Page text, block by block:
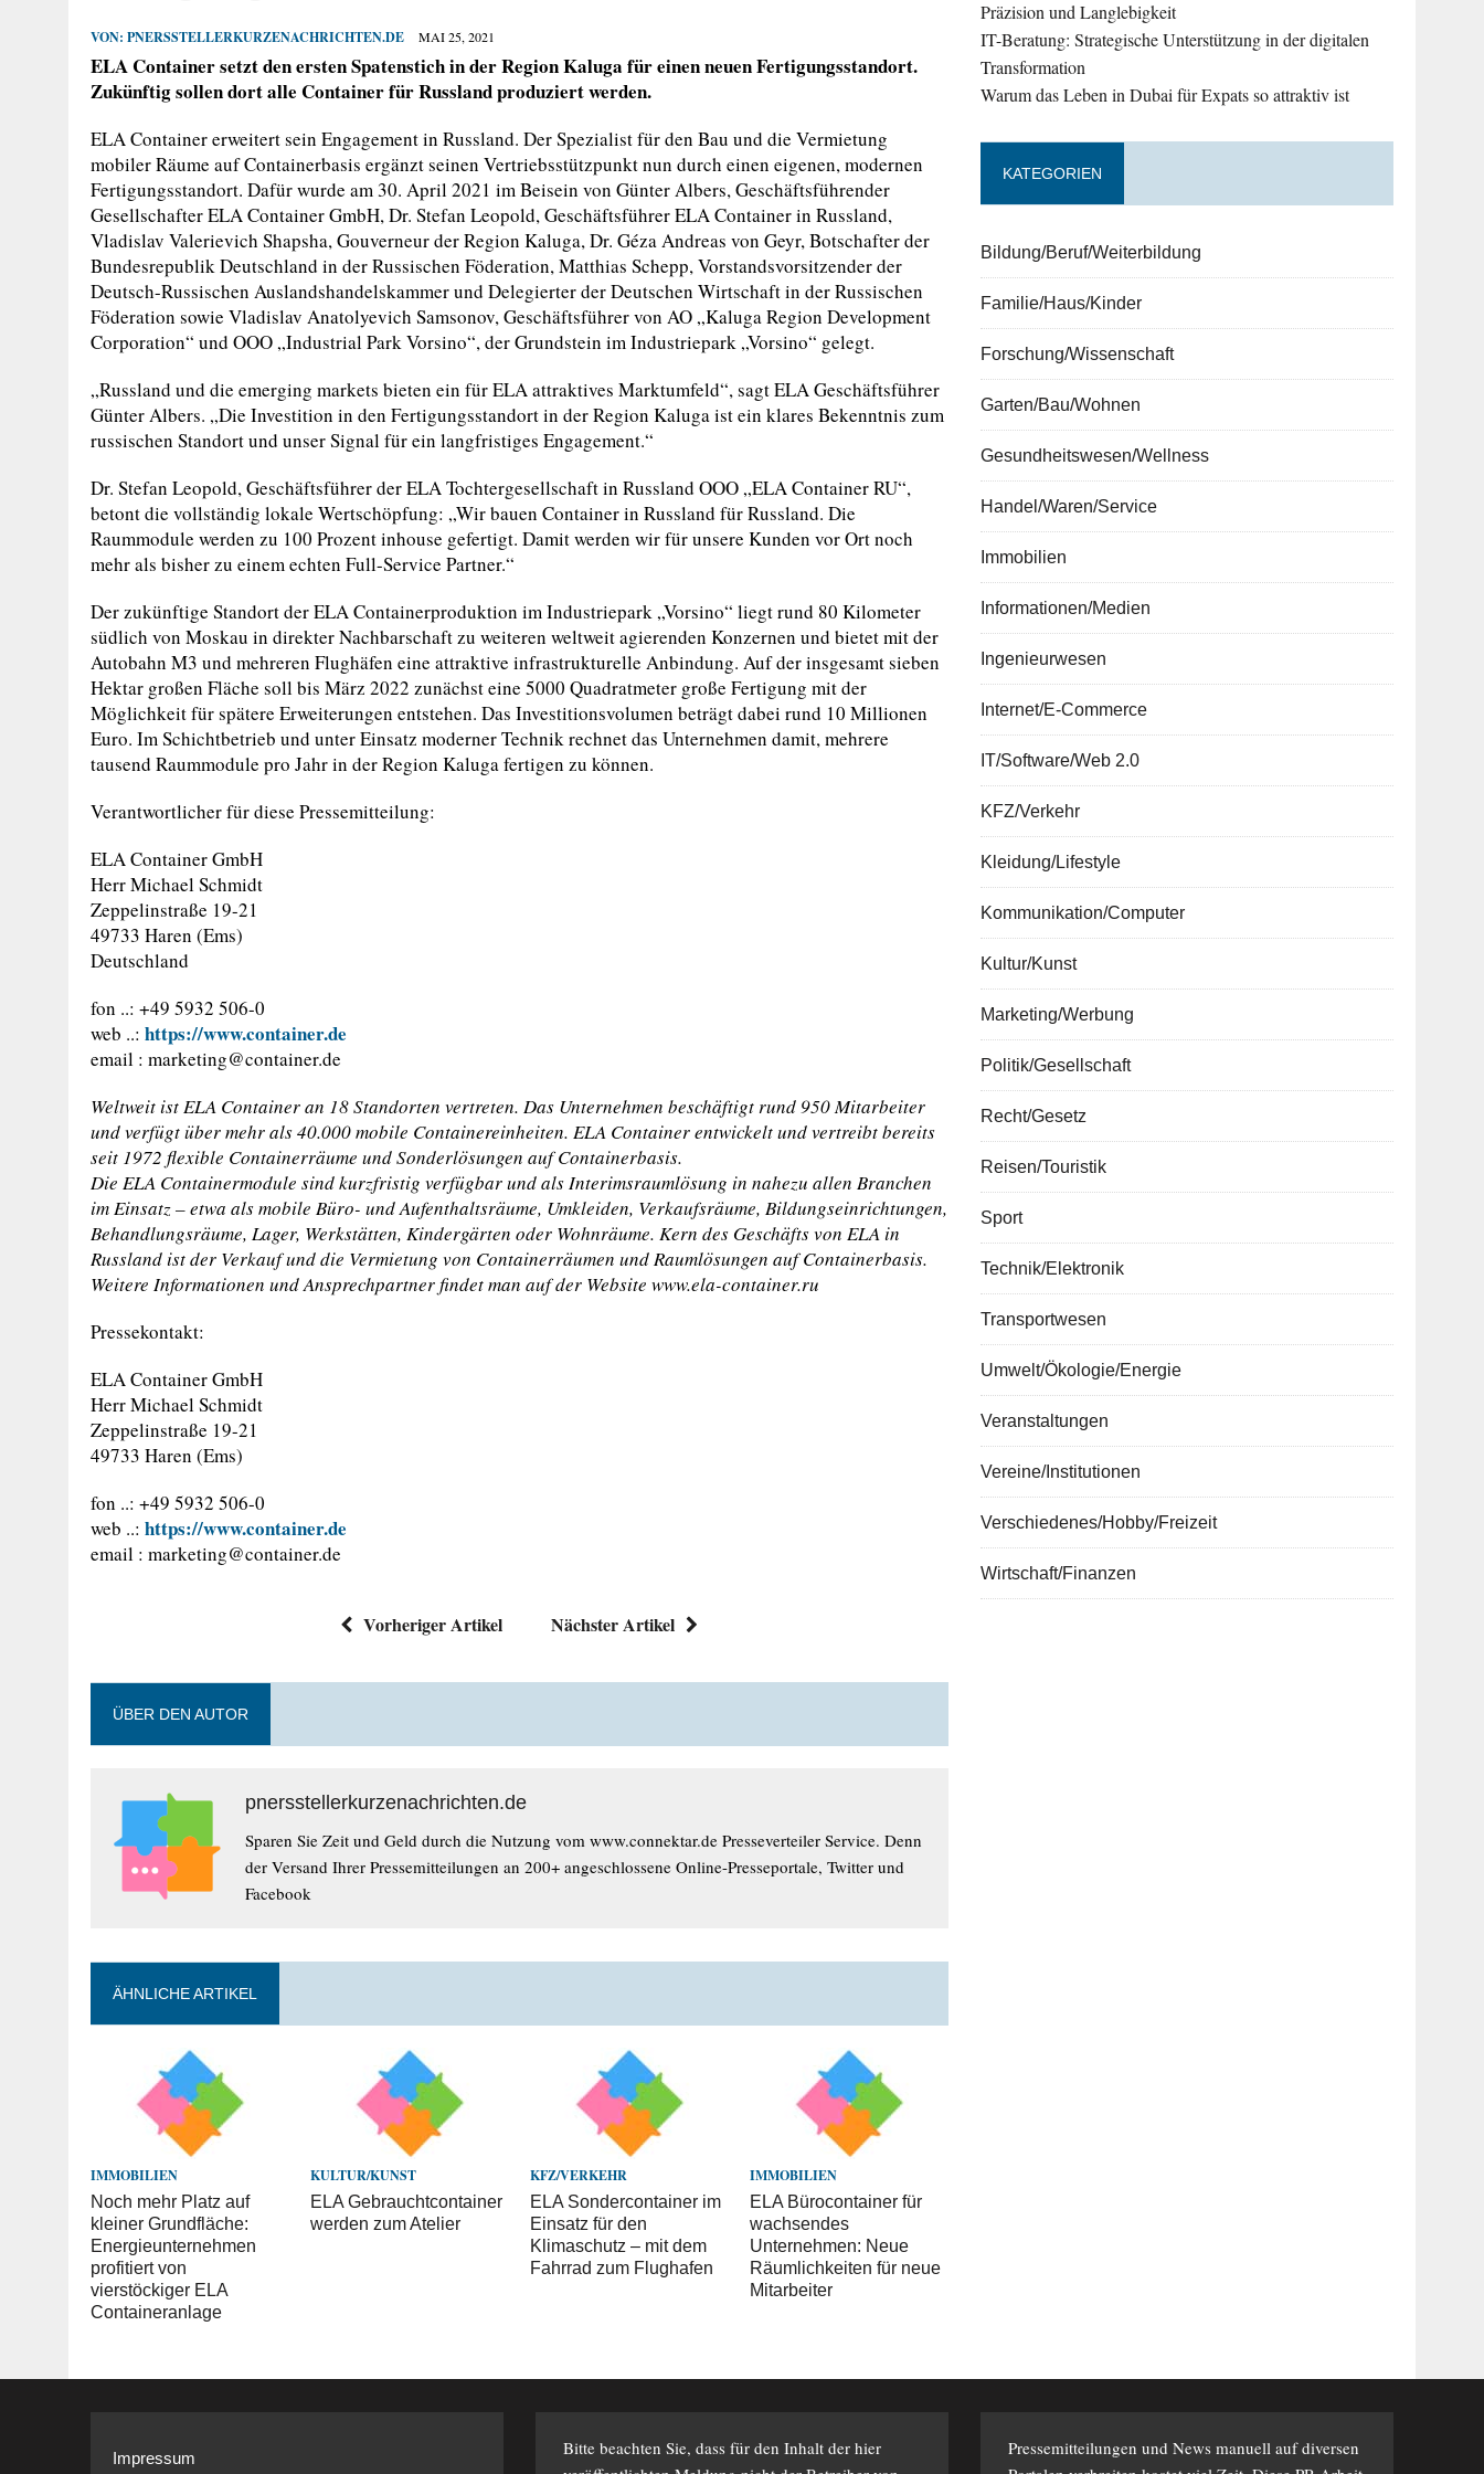
VON: PNERSSTELLERKURZENACHRICHTEN.DE MAI 25, 2021
ELA Container setzt den ersten Spatenstich in der Region Kaluga für einen neuen Fertigungsstandort.
Zukünftig sollen dort alle Container für Russland produziert werden.
ELA Container erweitert sein Engagement in Russland. Der Spezialist für den Bau und die Vermietung
mobiler Räume auf Containerbasis ergänzt seinen Vertriebsstützpunkt nun durch einen eigenen, modernen
Fertigungsstandort. Dafür wurde am 30. April 2021 im Beisein von Günter Albers, Geschäftsführender
Gesellschafter ELA Container GmbH, Dr. Stefan Leopold, Geschäftsführer ELA Container in Russland,
Vladislav Valerievich Shapsha, Gouverneur der Region Kaluga, Dr. Géza Andreas von Geyr, Botschafter der
Bundesrepublik Deutschland in der Russischen Föderation, Matthias Schepp, Vorstandsvorsitzender der
Deutsch-Russischen Auslandshandelskammer und Delegierter der Deutschen Wirtschaft in der Russischen
Föderation sowie Vladislav Anatolyevich Samsonov, Geschäftsführer von AO „Kaluga Region Development
Corporation“ und OOO „Industrial Park Vorsino“, der Grundstein im Industriepark „Vorsino“ gelegt.
„Russland und die emerging markets bieten ein für ELA attraktives Marktumfeld“, sagt ELA Geschäftsführer
Günter Albers. „Die Investition in den Fertigungsstandort in der Region Kaluga ist ein klares Bekenntnis zum
russischen Standort und unser Signal für ein langfristiges Engagement.“
Dr. Stefan Leopold, Geschäftsführer der ELA Tochtergesellschaft in Russland OOO „ELA Container RU“,
betont die vollständig lokale Wertschöpfung: „Wir bauen Container in Russland für Russland. Die
Raummodule werden zu 100 Prozent inhouse gefertigt. Damit werden wir für unsere Kunden vor Ort noch
mehr als bisher zu einem echten Full-Service Partner.“
Der zukünftige Standort der ELA Containerproduktion im Industriepark „Vorsino“ liegt rund 80 Kilometer
südlich von Moskau in direkter Nachbarschaft zu weiteren weltweit agierenden Konzernen und bietet mit der
Autobahn M3 und mehreren Flughäfen eine attraktive infrastrukturelle Anbindung. Auf der insgesamt sieben
Hektar großen Fläche soll bis März 2022 zunächst eine 5000 Quadratmeter große Fertigung mit der
Möglichkeit für spätere Erweiterungen entstehen. Das Investitionsvolumen beträgt dabei rund 10 Millionen
Euro. Im Schichtbetrieb und unter Einsatz moderner Technik rechnet das Unternehmen damit, mehrere
tausend Raummodule pro Jahr in der Region Kaluga fertigen zu können.
Verantwortlicher für diese Pressemitteilung:
ELA Container GmbH
Herr Michael Schmidt
Zeppelinstraße 19-21
49733 Haren (Ems)
Deutschland
fon ..: +49 5932 506-0
web ..: https://www.container.de
email : marketing@container.de
Weltweit ist ELA Container an 18 Standorten vertreten. Das Unternehmen beschäftigt rund 950 Mitarbeiter
und verfügt über mehr als 40.000 mobile Containereinheiten. ELA Container entwickelt und vertreibt bereits
seit 1972 flexible Containerräume und Sonderlösungen auf Containerbasis.
Die ELA Containermodule sind kurzfristig verfügbar und als Interimsraumlösung in nahezu allen Branchen
im Einsatz – etwa als mobile Büro- und Aufenthaltsräume, Umkleiden, Verkaufsräume, Bildungseinrichtungen,
Behandlungsräume, Lager, Werkstätten, Kindergärten oder Wohnräume. Kern des Geschäfts von ELA in
Russland ist der Verkauf und die Vermietung von Containerräumen und Raumlösungen auf Containerbasis.
Weitere Informationen und Ansprechpartner findet man auf der Website www.ela-container.ru
Pressekontakt:
ELA Container GmbH
Herr Michael Schmidt
Zeppelinstraße 19-21
49733 Haren (Ems)
fon ..: +49 5932 506-0
web ..: https://www.container.de
email : marketing@container.de
Vorheriger Artikel Nächster Artikel
ÜBER DEN AUTOR
pnersstellerkurzenachrichten.de
Sparen Sie Zeit und Geld durch die Nutzung vom www.connektar.de Presseverteiler Service. Denn
der Versand Ihrer Pressemitteilungen an 200+ angeschlossene Online-Presseportale, Twitter und
Facebook
ÄHNLICHE ARTIKEL
IMMOBILIEN
Noch mehr Platz auf
kleiner Grundfläche:
Energieunternehmen
profitiert von
vierstöckiger ELA
Containeranlage
KULTUR/KUNST
ELA Gebrauchtcontainer
werden zum Atelier
KFZ/VERKEHR
ELA Sondercontainer im
Einsatz für den
Klimaschutz – mit dem
Fahrrad zum Flughafen
IMMOBILIEN
ELA Bürocontainer für
wachsendes
Unternehmen: Neue
Räumlichkeiten für neue
Mitarbeiter
Präzision und Langlebigkeit
IT-Beratung: Strategische Unterstützung in der digitalen
Transformation
Warum das Leben in Dubai für Expats so attraktiv ist
KATEGORIEN
Bildung/Beruf/Weiterbildung
Familie/Haus/Kinder
Forschung/Wissenschaft
Garten/Bau/Wohnen
Gesundheitswesen/Wellness
Handel/Waren/Service
Immobilien
Informationen/Medien
Ingenieurwesen
Internet/E-Commerce
IT/Software/Web 2.0
KFZ/Verkehr
Kleidung/Lifestyle
Kommunikation/Computer
Kultur/Kunst
Marketing/Werbung
Politik/Gesellschaft
Recht/Gesetz
Reisen/Touristik
Sport
Technik/Elektronik
Transportwesen
Umwelt/Ökologie/Energie
Veranstaltungen
Vereine/Institutionen
Verschiedenes/Hobby/Freizeit
Wirtschaft/Finanzen
Impressum
Bitte beachten Sie, dass für den Inhalt der hier
Pressemitteilungen und News manuell auf diversen